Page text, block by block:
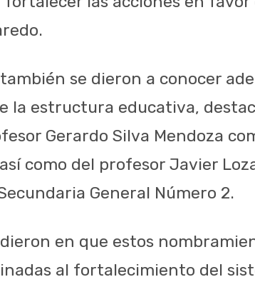
se dieron a conocer
la estructura educativa,
Gerardo Silva Mendoza
como del profesor Javier
General Número 2.
en que estos
al fortalecimiento del